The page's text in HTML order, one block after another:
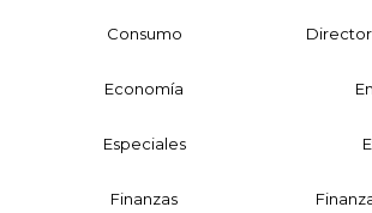
Consumo
Economía
Especiales
Finanzas